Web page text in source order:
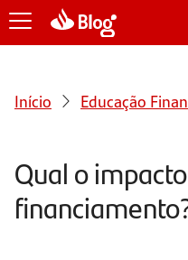
Início Educação
Qual o